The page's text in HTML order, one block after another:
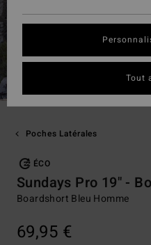
Poches Latérales
ÉCO
Sundays Pro 19" -
Boardshort Bleu Homme
69,95 €
Tout